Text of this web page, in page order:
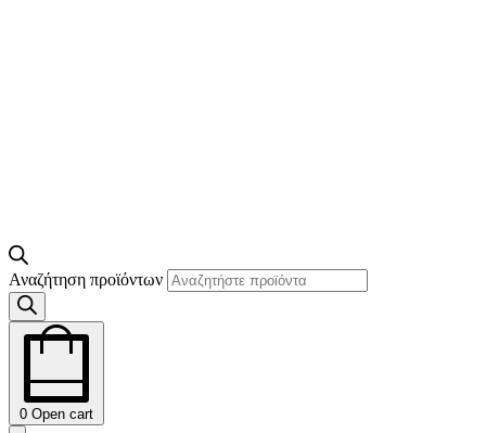
Αναζήτηση προϊόντων
0 Open cart